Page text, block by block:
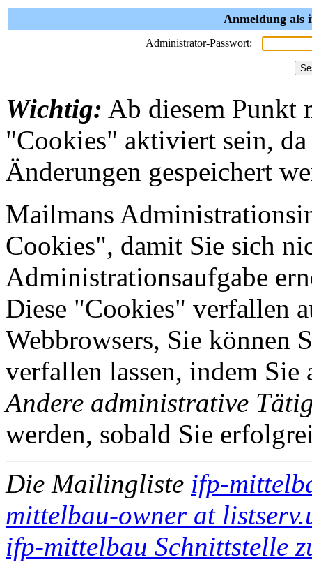
Anmeldung als
Administrator-Passwort:
Wichtig: Ab diesem Punkt
"Cookies" aktiviert sein,
Änderungen gespeichert
Mailmans
Cookies", damit Sie sich
Administrationsaufgabe
Diese "Cookies" verfallen
Webbrowsers, Sie können
verfallen lassen, indem
Andere administrative
werden, sobald Sie
Die Mailingliste ifp-
mittelbau-owner at
ifp-mittelbau Schnittstelle